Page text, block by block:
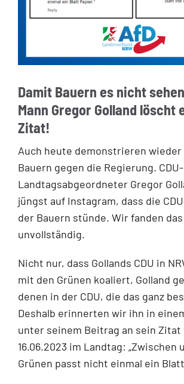
Damit Bauern es nicht
Mann Gregor Golland löscht
Zitat!
Auch heute demonstrieren wieder
Bauern gegen die Regierung. CDU-
Landtagsabgeordneter Gregor
jüngst auf Instagram, dass die
der Bauern stünde. Wir fanden das
unvollständig.
Nicht nur, dass Gollands CDU in
mit den Grünen koaliert, Golland
denen in der CDU, die das ganz
Deshalb erinnerten wir ihn in
unter seinem Beitrag an sein Zitat
16.06.2023 im Landtag: „Zwischen
Grünen passt nicht einmal ein